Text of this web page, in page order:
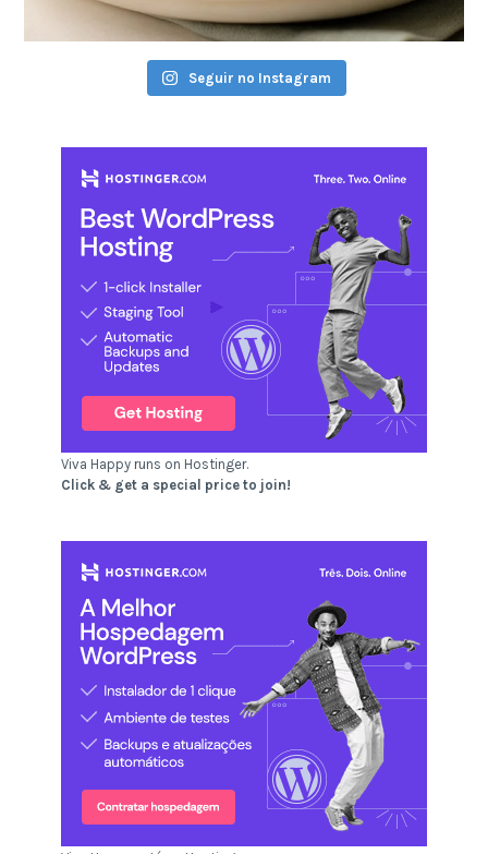
Seguir no Instagram
Viva Happy runs on Hostinger.
Click & get a special price to join!